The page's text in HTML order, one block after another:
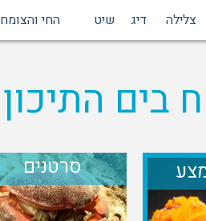
צלילה דיג שיט החי והצומח
בים התיכון
סרטנים